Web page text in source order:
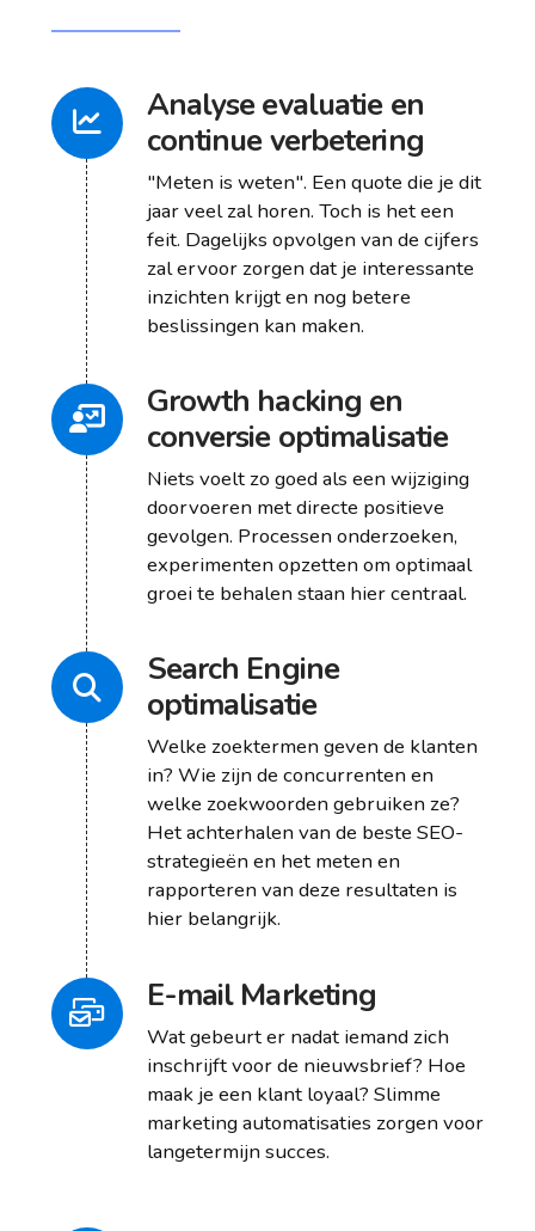
Analyse evaluatie en
continue verbetering
"Meten is weten". Een quote die je dit
jaar veel zal horen. Toch is het een
feit. Dagelijks opvolgen van de cijfers
zal ervoor zorgen dat je interessante
inzichten krijgt en nog betere
beslissingen kan maken.
Growth hacking en
conversie optimalisatie
Niets voelt zo goed als een wijziging
doorvoeren met directe positieve
gevolgen. Processen onderzoeken,
experimenten opzetten om optimaal
groei te behalen staan hier centraal.
Search Engine
optimalisatie
Welke zoektermen geven de klanten
in? Wie zijn de concurrenten en
welke zoekwoorden gebruiken ze?
Het achterhalen van de beste SEO-
strategieën en het meten en
rapporteren van deze resultaten is
hier belangrijk.
E-mail Marketing
Wat gebeurt er nadat iemand zich
inschrijft voor de nieuwsbrief? Hoe
maak je een klant loyaal? Slimme
marketing automatisaties zorgen voor
langetermijn succes.